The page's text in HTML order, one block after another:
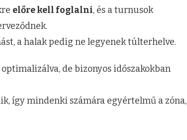
előre kell foglalni, és a turnusok
a halak pedig ne legyenek túlterhelve.
optimalizálva, de bizonyos időszakokban
így mindenki számára egyértelmű a zóna,